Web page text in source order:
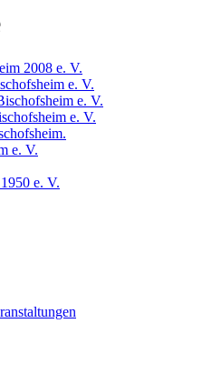
2008 e. V.
e. V.
e. V.
e. V.
e. V.
e. V.